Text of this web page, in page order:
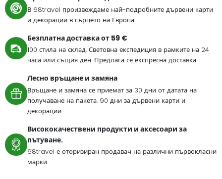
В 68travel произвеждаме най-подробните дървени карти
и декорации в сърцето на Европа.
Безплатна доставка от 59 €
100 стила на склад. Световна експедиция в рамките на 24
часа или същия ден. Предлага се експресна доставка.
Лесно връщане и замяна
Връщане и замяна се приемат за 30 дни от датата на
получаване на пакета. 90 дни за дървени карти и
декорации.
Висококачествени продукти и аксесоари за
пътуване.
68travel е оторизиран продавач на различни първокласни
марки.